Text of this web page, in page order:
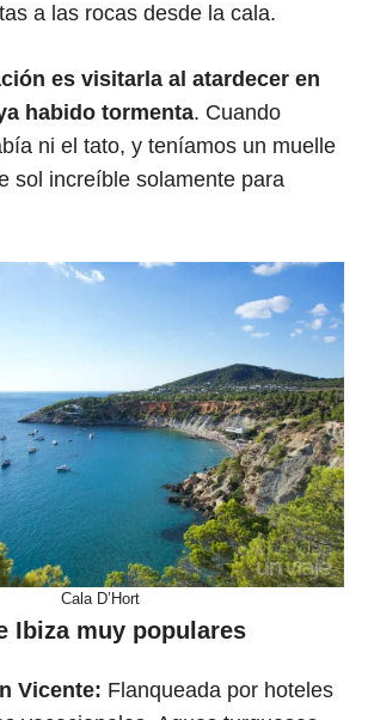
a las rocas desde la cala.
es visitarla al atardecer en
habido tormenta. Cuando
ni el tato, y teníamos un muelle
sol increíble solamente para
Cala D’Hort
Ibiza muy populares
Vicente: Flanqueada por hoteles